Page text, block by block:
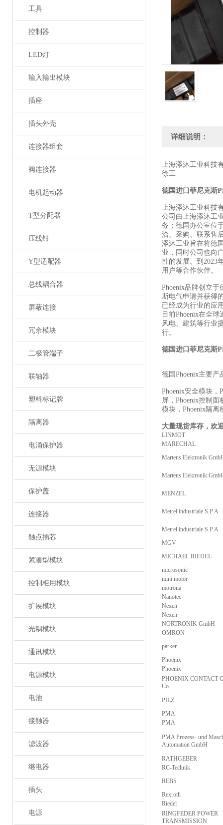
工具
控制器
LED灯
输入输出模块
插座
插头外壳
连接器组套
阀连接器
电机起动器
T型分配器
压线钳
Y型适配器
总线耦合器
屏蔽连接
冗余模块
二极管端子
联轴器
塑料标记牌
隔离器
电涌保护器
无源模块
保护盖
连接器
触点插芯
紧凑型模块
控制柜用模块
扩展模块
光耦模块
通讯模块
电源模块
电池
接触器
滤波器
继电器
插头
电源
详细说明：
上海添沐工业科技
徐工
德国进口菲尼克斯
上海添沐工业科技
公司由上海添沐工
务；德国办公室位
洽、采购、联系售
添沐工业旨在将德
业，同时公司也向
性的发展。到2023
用户等合作伙伴。
Phoenix品牌创立
斯电气申请并获得
已经成为行业的应
目前Phoenix在全
风电、建筑等行业
行。
德国进口菲尼克斯
德国Phoenix主要产
Phoenix安全模块，
屏，Phoenix控制面
模块，Phoenix隔离
大量现货库存，欢
LINMOT
MARECHAL
Martens Elektronik
Martens Elektronik
MENZEL
Metrel industriale S.P.A
Metrel industriale S.P.A
MGV
MICHAEL RIEDEL
microsonic
mini motor
motrona
Nanotec
Nexen
Nexen
NORTRONIK GmbH
OMRON
parker
Phoenix
Phoenix
PHOENIX CONTACT
Co.
PILZ
PMA
PMA
PMA Prozess- und
Automation GmbH
RATHGEBER
RC-Technik
REBS
Rexroth
Riedel
RINGFEDER POWER
TRANSMISSION